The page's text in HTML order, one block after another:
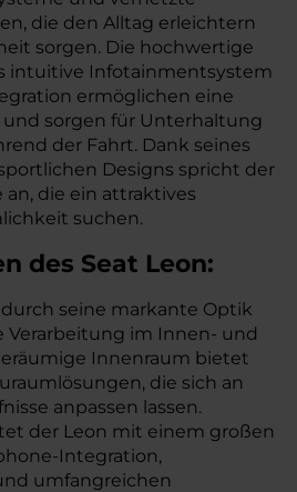
die den Alltag erleichtern
sorgen. Die hochwertige
intuitive Infotainmentsystem
ermöglichen eine
sorgen für Unterhaltung
der Fahrt. Dank seines
Designs spricht der
an, die ein attraktives
suchen.
des Seat Leon:
seine markante Optik
im Innen- und
Innenraum bietet
die sich an
anpassen lassen.
der Leon mit einem großen
Integration,
umfangreichen